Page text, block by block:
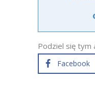
Podziel się tym
Facebook